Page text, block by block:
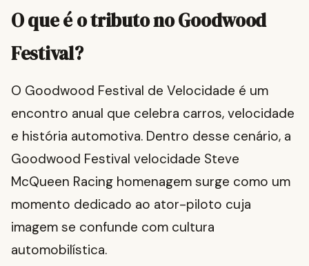
O que é o tributo no Goodwood
Festival?
O Goodwood Festival de Velocidade é um
encontro anual que celebra carros, velocidade
e história automotiva. Dentro desse cenário, a
Goodwood Festival velocidade Steve
McQueen Racing homenagem surge como um
momento dedicado ao ator-piloto cuja
imagem se confunde com cultura
automobilística.